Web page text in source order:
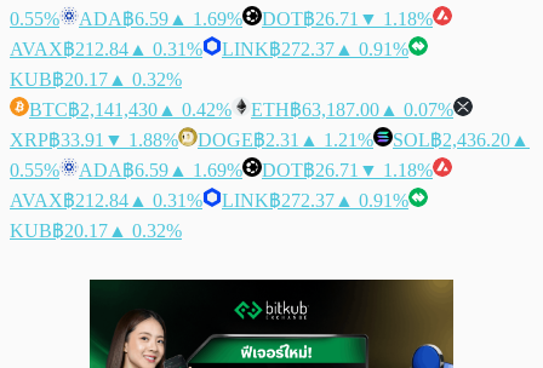
0.55%
ADA฿6.59 ▲ 1.69% DOT฿26.71 ▼ 1.18%
AVAX฿212.84 ▲ 0.31% LINK฿272.37 ▲ 0.91%
KUB฿20.17 ▲ 0.32%
BTC฿2,141,430 ▲ 0.42% ETH฿63,187.00 ▲ 0.07%
XRP฿33.91 ▼ 1.88% DOGE฿2.31 ▲ 1.21% SOL฿2,436.20 ▲
0.55%
ADA฿6.59 ▲ 1.69% DOT฿26.71 ▼ 1.18%
AVAX฿212.84 ▲ 0.31% LINK฿272.37 ▲ 0.91%
KUB฿20.17 ▲ 0.32%